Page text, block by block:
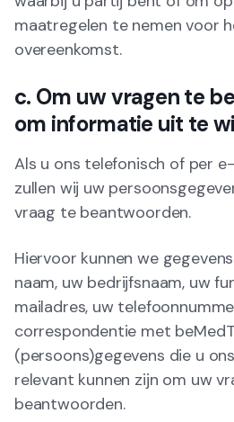
maatregelen te nemen voor
overeenkomst.
c. Om uw vragen te
om informatie uit te
Als u ons telefonisch of per
zullen wij uw
vraag te beantwoorden.
Hiervoor kunnen we
naam, uw bedrijfsnaam, uw
mailadres, uw
correspondentie met
(persoons)gegevens die u
relevant kunnen zijn om uw
beantwoorden.